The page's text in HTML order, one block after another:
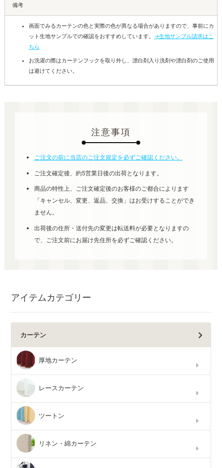
備考
画面でみるカーテンの色と実際の色が異なる場合がありますので、事前にカ
ット生地サンプルでの確認をおすすめしています。 →生地サンプル請求はこ
ちら
お洗濯の際はカーテンフックを取り外し、漂白剤入り洗剤や漂白剤のご使用
は避けてください。
注意事項
ご注文の前に当店のご注文規定を必ずご確認ください。
ご注文確定後、約5営業日後の出荷となります。
商品の特性上、ご注文確定後のお客様のご都合によります
「キャンセル、変更、返品、交換」はお受けすることができ
ません。
出荷後の住所・送付先の変更は転送料が必要となりますの
で、ご注文前にお届け先住所を必ずご確認ください。
アイテムカテゴリー
カーテン
厚地カーテン
レースカーテン
ツートン
リネン・綿カーテン